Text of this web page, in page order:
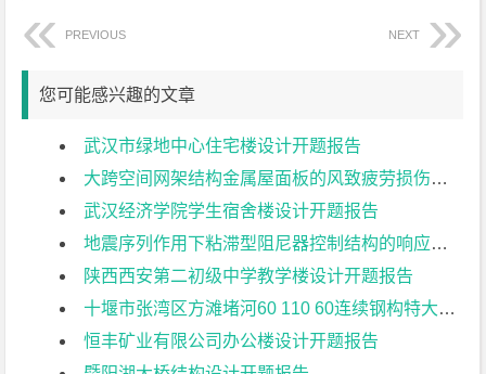
PREVIOUS NEXT
您可能感兴趣的文章
武汉市绿地中心住宅楼设计开题报告
大跨空间网架结构金属屋面板的风致疲劳损伤研究开题报告
武汉经济学院学生宿舍楼设计开题报告
地震序列作用下粘滞型阻尼器控制结构的响应特征研究开题报告
陕西西安第二初级中学教学楼设计开题报告
十堰市张湾区方滩堵河60 110 60连续钢构特大桥上部结构设计开题报告
恒丰矿业有限公司办公楼设计开题报告